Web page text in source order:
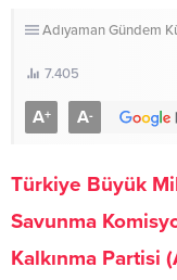
AdıyamanGündem
7.405
A+ A-
Türkiye Büyük
Savunma
Kalkınma Partisi